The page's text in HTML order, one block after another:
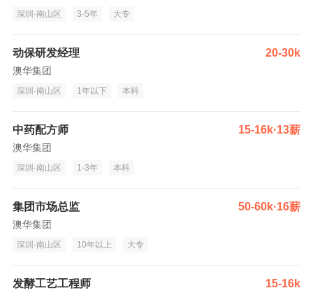
深圳-南山区 3-5年 大专
动保研发经理 20-30k
澳华集团
深圳-南山区 1年以下 本科
中药配方师 15-16k·13薪
澳华集团
深圳-南山区 1-3年 本科
集团市场总监 50-60k·16薪
澳华集团
深圳-南山区 10年以上 大专
发酵工艺工程师 15-16k